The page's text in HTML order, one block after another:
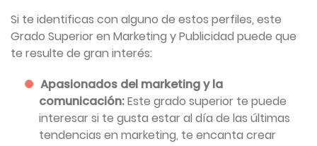
Si te identificas con alguno de estos perfiles, este
Grado Superior en Marketing y Publicidad puede que
te resulte de gran interés:
Apasionados del marketing y la
comunicación:Este grado superior te puede
interesar si te gusta estar al día de las últimas
tendencias en marketing, te encanta crear